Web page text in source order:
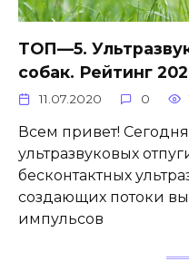
ТОП—5.
собак. Рейтинг
11.07.2020 0
Всем привет!
ультразвуковых
бесконтактных
создающих потоки
импульсов